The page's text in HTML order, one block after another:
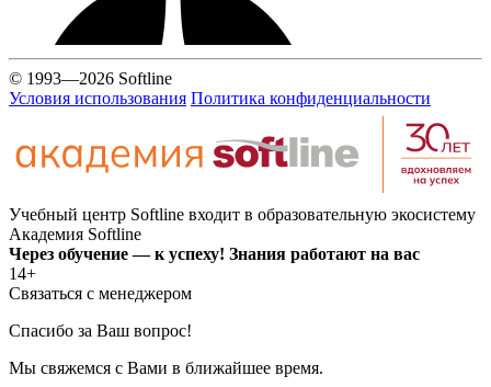
© 1993—2026 Softline
Условия использования Политика конфиденциальности
Учебный центр Softline входит в образовательную экосистему
Академия Softline
Через обучение — к успеху! Знания работают на вас
14+
Связаться с менеджером
Спасибо за Ваш вопрос!
Мы свяжемся с Вами в ближайшее время.